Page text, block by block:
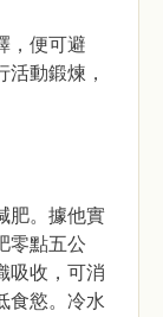
，便可避
動鍛煉，
肥。據他實
零點五公
吸收，可消
食慾。冷水